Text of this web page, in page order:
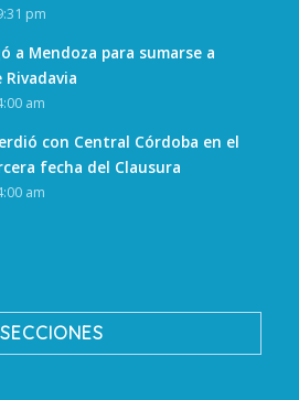
pm
a Mendoza para sumarse a
am
con Central Córdoba en el
fecha del Clausura
am
SECCIONES